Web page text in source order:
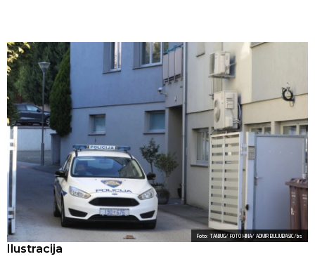
Foto: TANJUG/ FOTO HINA/ ADMIR BULJUBASIC/bs
Ilustracija